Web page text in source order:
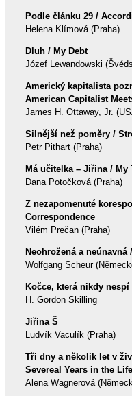
Podle článku 29 /
Helena Klímová (Praha)
Dluh / My Debt
Józef Lewandowski
Americký kapitalista
American Capitalist
James H. Ottaway, Jr.
Silnější než poměry /
Petr Pithart (Praha)
Má učitelka – Jiřina / My
Dana Potočková (Praha)
Z nezapomenuté
Correspondence
Vilém Prečan (Praha)
Neohrožená a
Wolfgang Scheur
Kočce, která nikdy nespí
H. Gordon Skilling
Jiřina Š
Ludvík Vaculík (Praha)
Tři dny a několik let v
Severeal Years in the
Alena Wagnerová